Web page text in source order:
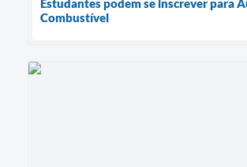
Estudantes podem se inscrever para
Combustível